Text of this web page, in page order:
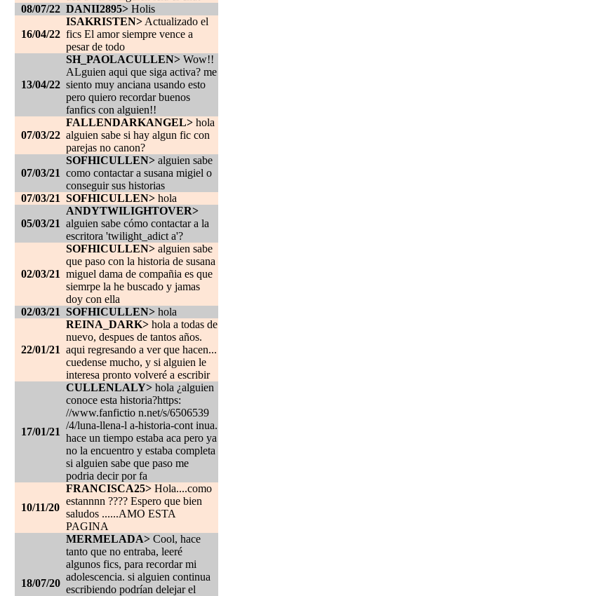
08/07/22 DANII2895> Holis
16/04/22
ISAKRISTEN> Actualizado el
fics El amor siempre vence a
pesar de todo
13/04/22
SH_PAOLACULLEN> Wow!!
ALguien aqui que siga activa? me
siento muy anciana usando esto
pero quiero recordar buenos
fanfics con alguien!!
07/03/22
FALLENDARKANGEL> hola
alguien sabe si hay algun fic con
parejas no canon?
07/03/21
SOFHICULLEN> alguien sabe
como contactar a susana migiel o
conseguir sus historias
07/03/21 SOFHICULLEN> hola
05/03/21
ANDYTWILIGHTOVER>
alguien sabe cómo contactar a la
escritora 'twilight_adict a'?
02/03/21
SOFHICULLEN> alguien sabe
que paso con la historia de susana
miguel dama de compañia es que
siemrpe la he buscado y jamas
doy con ella
02/03/21 SOFHICULLEN> hola
22/01/21
REINA_DARK> hola a todas de
nuevo, despues de tantos años.
aqui regresando a ver que hacen...
cuedense mucho, y si alguien le
interesa pronto volveré a escribir
17/01/21
CULLENLALY> hola ¿alguien
conoce esta historia?https:
//www.fanfictio n.net/s/6506539
/4/luna-llena-l a-historia-cont inua.
hace un tiempo estaba aca pero ya
no la encuentro y estaba completa
si alguien sabe que paso me
podria decir por fa
10/11/20
FRANCISCA25> Hola....como
estannnn ???? Espero que bien
saludos ......AMO ESTA
PAGINA
18/07/20
MERMELADA> Cool, hace
tanto que no entraba, leeré
algunos fics, para recordar mi
adolescencia. si alguien continua
escribiendo podrían delejar el